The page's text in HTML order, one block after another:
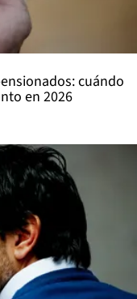
cuándo
en 2026